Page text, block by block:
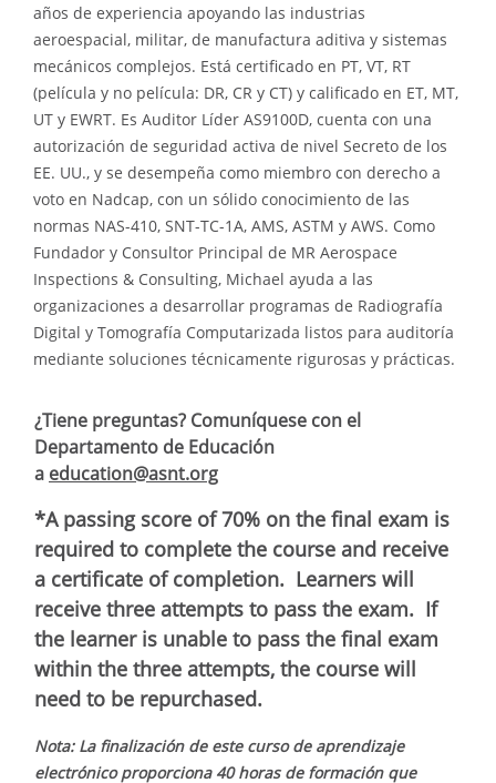
años de experiencia apoyando las industrias
aeroespacial, militar, de manufactura aditiva y sistemas
mecánicos complejos. Está certificado en PT, VT, RT
(película y no película: DR, CR y CT) y calificado en ET, MT,
UT y EWRT. Es Auditor Líder AS9100D, cuenta con una
autorización de seguridad activa de nivel Secreto de los
EE. UU., y se desempeña como miembro con derecho a
voto en Nadcap, con un sólido conocimiento de las
normas NAS-410, SNT-TC-1A, AMS, ASTM y AWS. Como
Fundador y Consultor Principal de MR Aerospace
Inspections & Consulting, Michael ayuda a las
organizaciones a desarrollar programas de Radiografía
Digital y Tomografía Computarizada listos para auditoría
mediante soluciones técnicamente rigurosas y prácticas.
¿Tiene preguntas? Comuníquese con el
Departamento de Educación
a education@asnt.org
*A passing score of 70% on the final exam is
required to complete the course and receive
a certificate of completion. Learners will
receive three attempts to pass the exam. If
the learner is unable to pass the final exam
within the three attempts, the course will
need to be repurchased.
Nota: La finalización de este curso de aprendizaje
electrónico proporciona 40 horas de formación que